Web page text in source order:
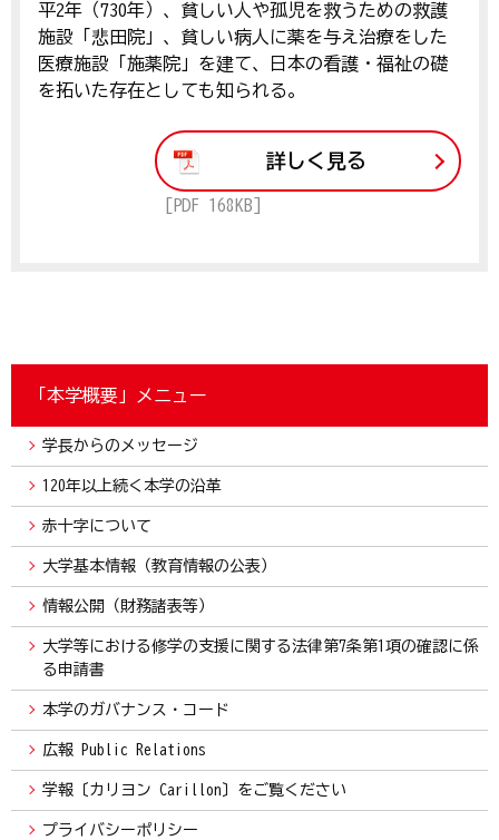
平2年（730年）、貧しい人や孤児を救うための救護
施設「悲田院」、貧しい病人に薬を与え治療をした
医療施設「施薬院」を建て、日本の看護・福祉の礎
を拓いた存在としても知られる。
詳しく見る
[PDF 168KB]
「本学概要」メニュー
学長からのメッセージ
120年以上続く本学の沿革
赤十字について
大学基本情報（教育情報の公表）
情報公開（財務諸表等）
大学等における修学の支援に関する法律第7条第1項の確認に係
る申請書
本学のガバナンス・コード
広報 Public Relations
学報〔カリヨン Carillon〕をご覧ください
プライバシーポリシー